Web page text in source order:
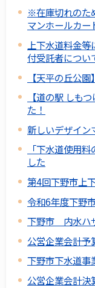
※在庫切れのた
マンホールカー
上下水道料金
付受託者につい
【天平の丘公
【道の駅 しも
た！
新しいデザイン
「下水道使用
した
第4回下野市上
令和6年度下野
下野市 内水ハ
公営企業会計予
下野市下水道事
公営企業会計決